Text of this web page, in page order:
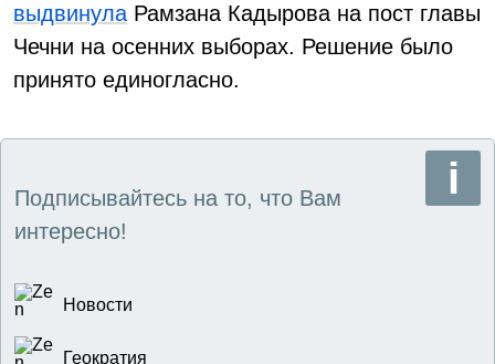
выдвинула Рамзана Кадырова на пост главы
Чечни на осенних выборах. Решение было
принято единогласно.
Подписывайтесь на то, что Вам
интересно!
Новости
Геократия